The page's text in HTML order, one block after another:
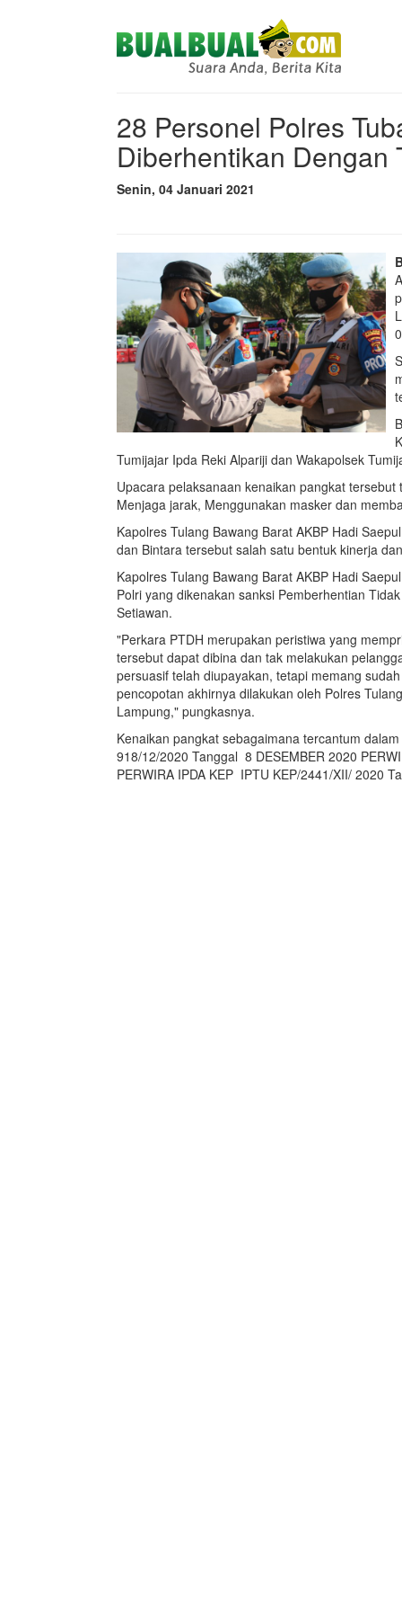
28 Personel Polres
Diberhentikan Dengan
Senin, 04 Januari 2021
Tumijajar Ipda Reki Alpariji dan Wakapolsek
Upacara pelaksanaan kenaikan pangkat
Menjaga jarak, Menggunakan masker dan
Kapolres Tulang Bawang Barat AKBP Hadi
dan Bintara tersebut salah satu bentuk kinerja
Kapolres Tulang Bawang Barat AKBP Hadi
Polri yang dikenakan sanksi Pemberhentian
Setiawan.
"Perkara PTDH merupakan peristiwa yang
tersebut dapat dibina dan tak melakukan
persuasif telah diupayakan, tetapi memang
pencopotan akhirnya dilakukan oleh Polres
Lampung," pungkasnya.
Kenaikan pangkat sebagaimana tercantum
918/12/2020 Tanggal 8 DESEMBER 2020
PERWIRA IPDA KEP IPTU KEP/2441/XII/ 2020